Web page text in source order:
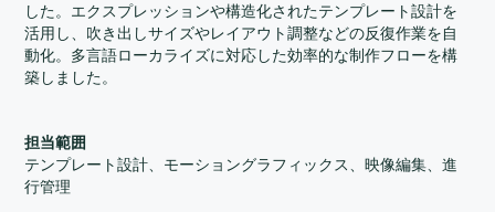
した。エクスプレッションや構造化されたテンプレート設計を
活用し、吹き出しサイズやレイアウト調整などの反復作業を自
動化。多言語ローカライズに対応した効率的な制作フローを構
築しました。
担当範囲
テンプレート設計、モーショングラフィックス、映像編集、進
行管理